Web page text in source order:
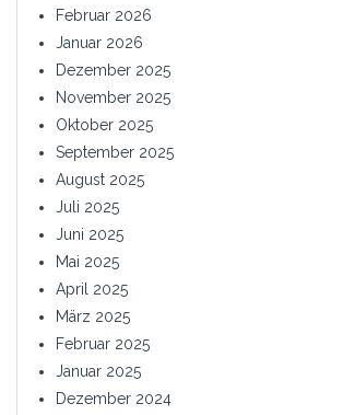
Februar 2026
Januar 2026
Dezember 2025
November 2025
Oktober 2025
September 2025
August 2025
Juli 2025
Juni 2025
Mai 2025
April 2025
März 2025
Februar 2025
Januar 2025
Dezember 2024